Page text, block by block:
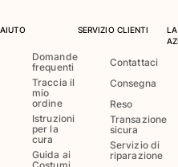
Telli mare & Pareo
Telli mare
Telo mare unisex
Vedi tutti i Telli mare &
AIUTO
Domande
frequenti
Traccia il
mio
ordine
Istruzioni
per la
cura
Guida ai
SERVIZIO CLIENTI
Contattaci
Consegna
Reso
Transazione
sicura
Servizio di
riparazione